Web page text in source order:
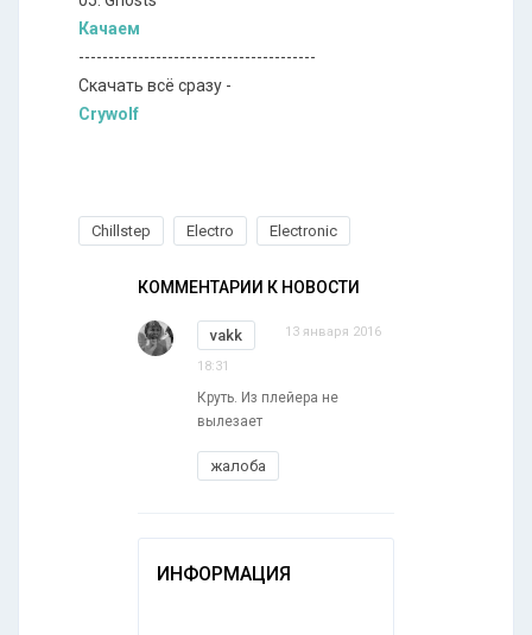
Качаем
----------------------------------------
Скачать всё сразу -
Crywolf
Chillstep Electro Electronic
КОММЕНТАРИИ К НОВОСТИ
vakk 13 января 2016
18:31
Круть. Из плейера не
вылезает
жалоба
ИНФОРМАЦИЯ